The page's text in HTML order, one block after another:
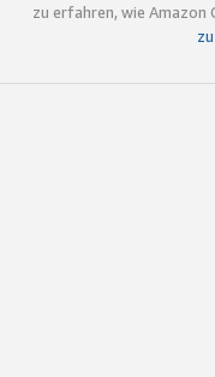
zu erfahren, wie Amazon